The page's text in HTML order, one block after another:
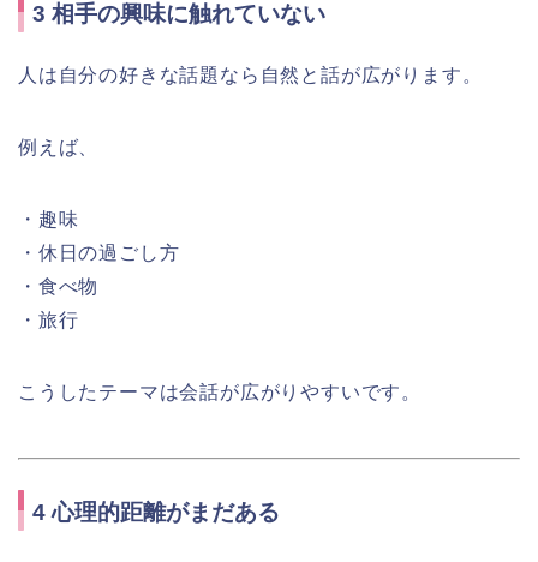
3 相手の興味に触れていない
人は自分の好きな話題なら自然と話が広がります。
例えば、
・趣味
・休日の過ごし方
・食べ物
・旅行
こうしたテーマは会話が広がりやすいです。
4 心理的距離がまだある